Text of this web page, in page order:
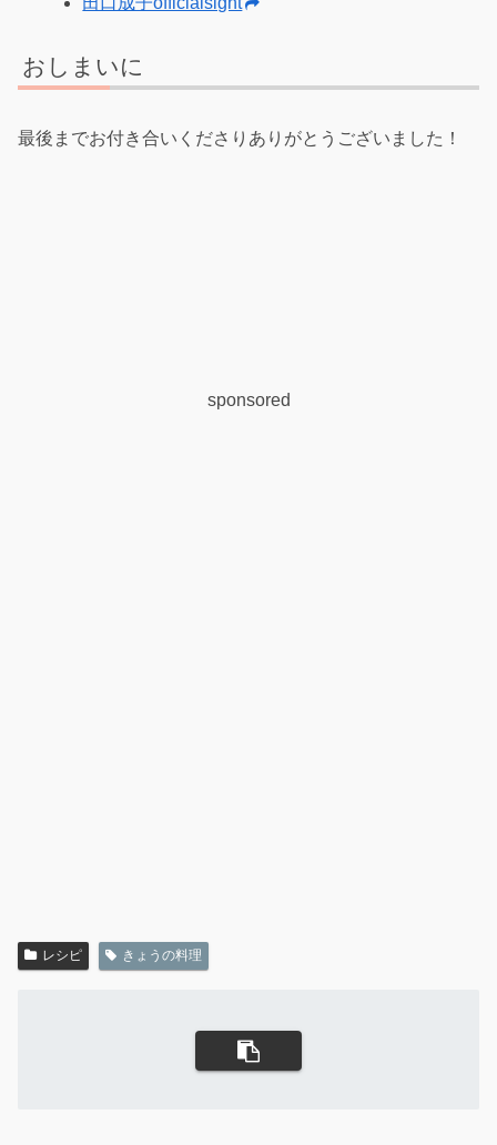
おしまいに
最後までお付き合いくださりありがとうございました！
sponsored
レシピ きょうの料理